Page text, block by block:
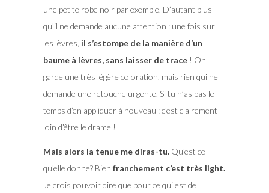
une petite robe noir par exemple. D’autant plus
qu’il ne demande aucune attention : une fois sur
les lèvres, il s’estompe de la manière d’un
baume à lèvres, sans laisser de trace! On
garde une très légère coloration, mais rien qui ne
demande une retouche urgente. Si tu n’as pas le
temps d’en appliquer à nouveau : c’est clairement
loin d’être le drame !
Mais alors la tenue me diras-tu.Qu’est ce
qu’elle donne? Bien franchement c’est très light.
Je crois pouvoir dire que pour ce qui est de